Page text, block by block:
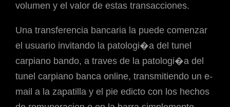
volumen y el valor de estas transacciones.
Una transferencia bancaria la puede comenzar
el usuario invitando la patologi�a del tunel
carpiano bando, a traves de la patologi�a del
tunel carpiano banca online, transmitiendo un e-
mail a la zapatilla y el pie edicto con los hechos